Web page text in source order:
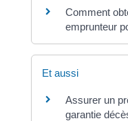
Comment
emprunteur
Et aussi
Assurer un
garantie